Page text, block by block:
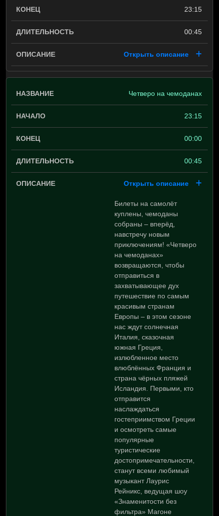
23:15
00:45
Открыть описание
Четверо на чемоданах
23:15
00:00
00:45
Открыть описание
Билеты на самолёт
куплены, чемоданы
собраны – вперёд,
навстречу новым
приключениям! «Четверо
на чемоданах»
возвращаются, чтобы
отправиться в
захватывающее дух
путешествие по самым
красивым странам
Европы – в этом сезоне
нас ждут солнечная
Италия, сказочная
южная Греция,
излюбленное место
влюблённых Франция и
страна чёрных пляжей
Исландия. Первыми, кто
отправится
наслаждаться
гостеприимством Греции
и осмотреть самые
популярные
туристические
достопримечательности,
станут всеми любимый
музыкант Лаурис
Рейникс, ведущая шоу
«Знаменитости без
фильтра» Магоне